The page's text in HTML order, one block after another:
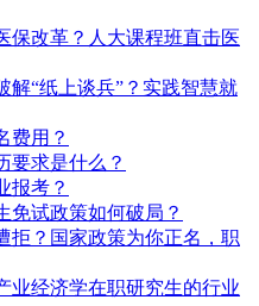
保改革？人大课程班直击医
解“纸上谈兵”？实践智慧就
费用？
要求是什么？
报考？
免试政策如何破局？
拒？国家政策为你正名，职
业经济学在职研究生的行业